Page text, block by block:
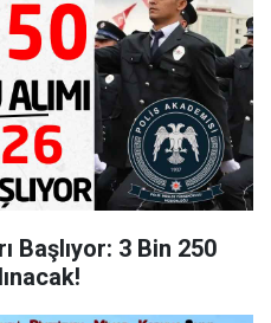
Başlıyor: 3 Bin 250